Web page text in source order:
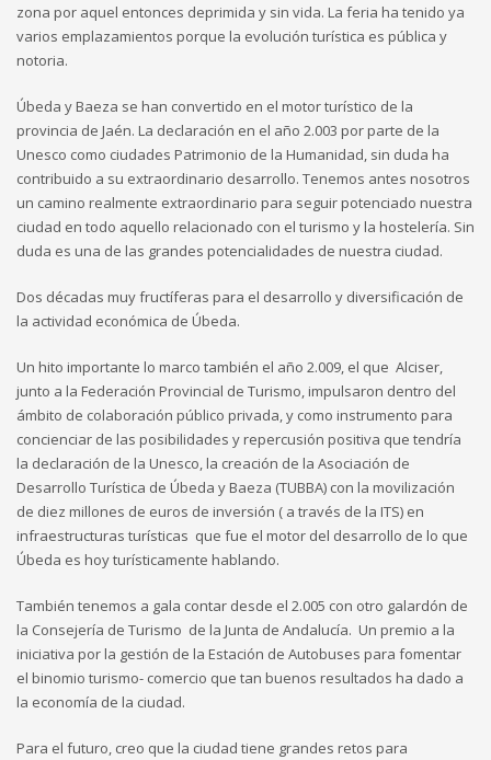
zona por aquel entonces deprimida y sin vida. La feria ha tenido ya
varios emplazamientos porque la evolución turística es pública y
notoria.
Úbeda y Baeza se han convertido en el motor turístico de la
provincia de Jaén. La declaración en el año 2.003 por parte de la
Unesco como ciudades Patrimonio de la Humanidad, sin duda ha
contribuido a su extraordinario desarrollo. Tenemos antes nosotros
un camino realmente extraordinario para seguir potenciado nuestra
ciudad en todo aquello relacionado con el turismo y la hostelería. Sin
duda es una de las grandes potencialidades de nuestra ciudad.
Dos décadas muy fructíferas para el desarrollo y diversificación de
la actividad económica de Úbeda.
Un hito importante lo marco también el año 2.009, el que Alciser,
junto a la Federación Provincial de Turismo, impulsaron dentro del
ámbito de colaboración público privada, y como instrumento para
concienciar de las posibilidades y repercusión positiva que tendría
la declaración de la Unesco, la creación de la Asociación de
Desarrollo Turística de Úbeda y Baeza (TUBBA) con la movilización
de diez millones de euros de inversión ( a través de la ITS) en
infraestructuras turísticas que fue el motor del desarrollo de lo que
Úbeda es hoy turísticamente hablando.
También tenemos a gala contar desde el 2.005 con otro galardón de
la Consejería de Turismo de la Junta de Andalucía. Un premio a la
iniciativa por la gestión de la Estación de Autobuses para fomentar
el binomio turismo- comercio que tan buenos resultados ha dado a
la economía de la ciudad.
Para el futuro, creo que la ciudad tiene grandes retos para